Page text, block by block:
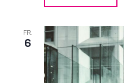
FR.
6